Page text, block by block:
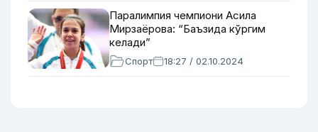
Паралимпия чемпиони Асила
Мирзаёрова: “Баъзида кўргим
келади”
Спорт 18:27 / 02.10.2024